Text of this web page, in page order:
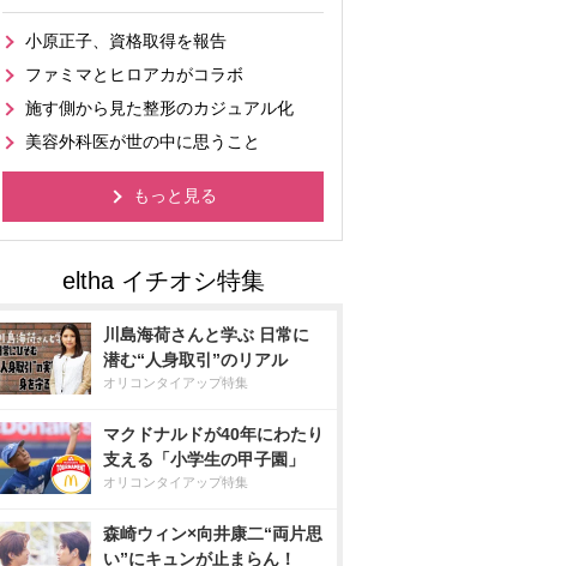
小原正子、資格取得を報告
ファミマとヒロアカがコラボ
施す側から見た整形のカジュアル化
美容外科医が世の中に思うこと
もっと見る
川島海荷さんと学ぶ 日常に
潜む“人身取引”のリアル
オリコンタイアップ特集
マクドナルドが40年にわたり
支える「小学生の甲子園」
オリコンタイアップ特集
森崎ウィン×向井康二“両片思
い”にキュンが止まらん！